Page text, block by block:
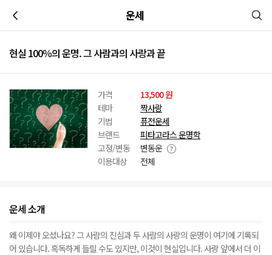
운세
현실 100％의 운명. 그 사람과의 사랑과 끝
가격
13,500 원
테마
짝사랑
기법
퓨전운세
브랜드
피타고라스 운명학
고정/변동
변동운
이용대상
전체
운세 소개
왜 이제야 오셨나요? 그 사람의 진심과 두 사람의 사랑의 운명이 여기에 기록되
어 있습니다. 혹독하게 들릴 수도 있지만, 이것이 현실입니다. 사랑 앞에서 더 이